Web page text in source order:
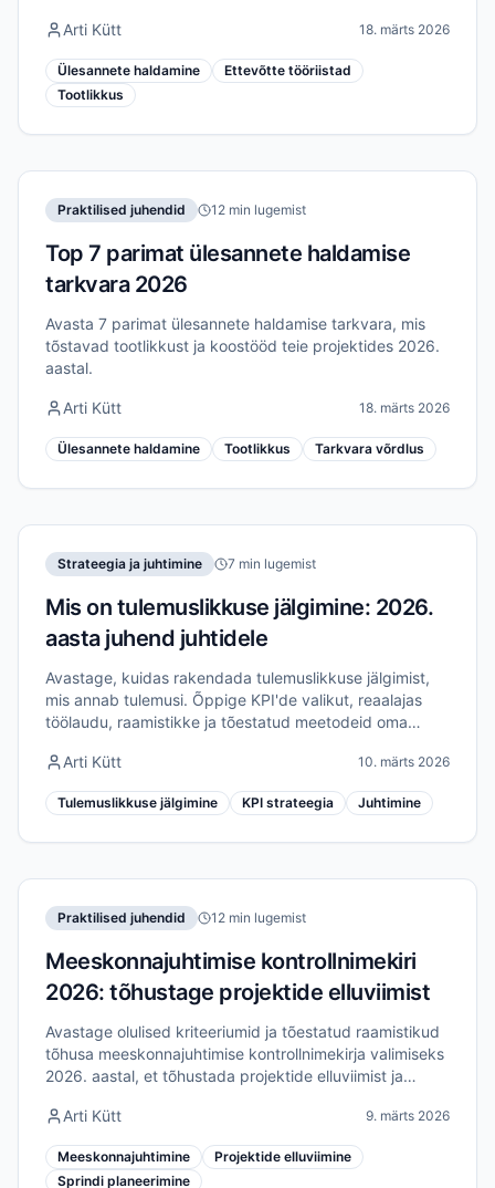
Arti Kütt 18. märts 2026
Ülesannete haldamine
Ettevõtte tööriistad
Tootlikkus
Praktilised juhendid 12 min lugemist
Top 7 parimat ülesannete haldamise
tarkvara 2026
Avasta 7 parimat ülesannete haldamise tarkvara, mis
tõstavad tootlikkust ja koostööd teie projektides 2026.
aastal.
Arti Kütt 18. märts 2026
Ülesannete haldamine Tootlikkus Tarkvara võrdlus
Strateegia ja juhtimine 7 min lugemist
Mis on tulemuslikkuse jälgimine: 2026.
aasta juhend juhtidele
Avastage, kuidas rakendada tulemuslikkuse jälgimist,
mis annab tulemusi. Õppige KPI'de valikut, reaalajas
töölaudu, raamistikke ja tõestatud meetodeid oma
Arti Kütt
10. märts 2026
Tulemuslikkuse jälgimine KPI strateegia Juhtimine
Praktilised juhendid 12 min lugemist
Meeskonnajuhtimise kontrollnimekiri
2026: tõhustage projektide elluviimist
Avastage olulised kriteeriumid ja tõestatud raamistikud
tõhusa meeskonnajuhtimise kontrollnimekirja valimiseks
2026. aastal, et tõhustada projektide elluviimist ja
Arti Kütt
9. märts 2026
Meeskonnajuhtimine
Projektide elluviimine
Sprindi planeerimine